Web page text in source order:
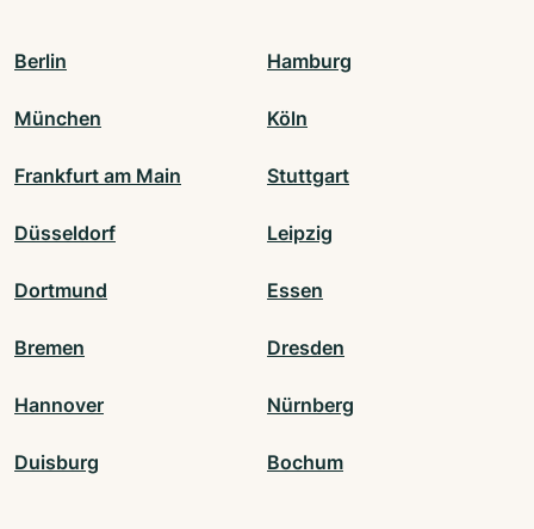
Berlin Hamburg
München Köln
Frankfurt am Main Stuttgart
Düsseldorf Leipzig
Dortmund Essen
Bremen Dresden
Hannover Nürnberg
Duisburg Bochum